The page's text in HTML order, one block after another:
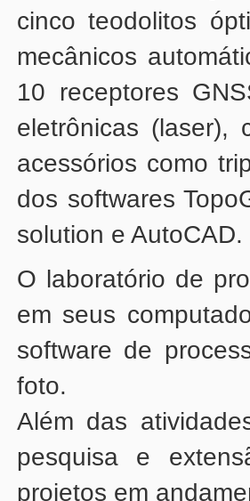
solution e AutoCAD.
foto.
projetos em